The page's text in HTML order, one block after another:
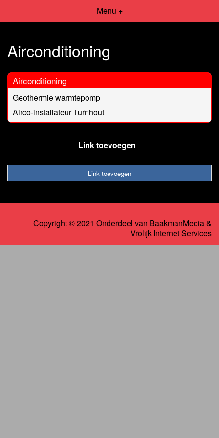
Menu +
Airconditioning
Airconditioning
Geothermie warmtepomp
Airco-installateur Turnhout
Link toevoegen
Link toevoegen
Copyright © 2021 Onderdeel van BaakmanMedia&
Vrolijk Internet Services